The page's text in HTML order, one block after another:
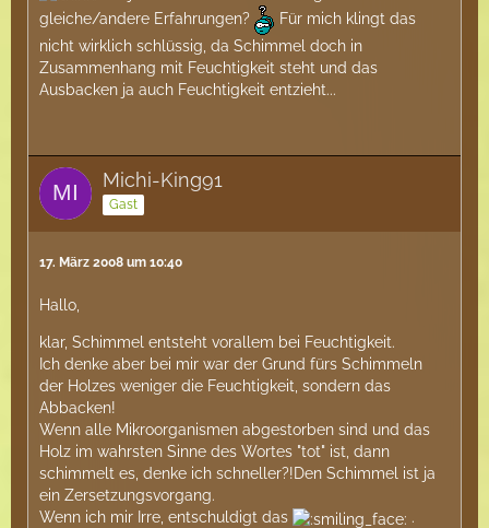
gleiche/andere Erfahrungen?
Für mich klingt das
nicht wirklich schlüssig, da Schimmel doch in
Zusammenhang mit Feuchtigkeit steht und das
Ausbacken ja auch Feuchtigkeit entzieht...
Michi-King91
Gast
17. März 2008 um 10:40
Hallo,
klar, Schimmel entsteht vorallem bei Feuchtigkeit.
Ich denke aber bei mir war der Grund fürs Schimmeln
der Holzes weniger die Feuchtigkeit, sondern das
Abbacken!
Wenn alle Mikroorganismen abgestorben sind und das
Holz im wahrsten Sinne des Wortes "tot" ist, dann
schimmelt es, denke ich schneller?!Den Schimmel ist ja
ein Zersetzungsvorgang.
Wenn ich mir Irre, entschuldigt das
.